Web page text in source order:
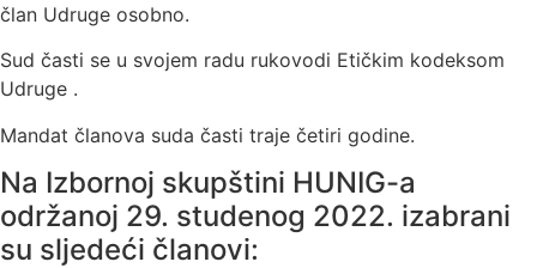
član Udruge osobno.
Sud časti se u svojem radu rukovodi Etičkim kodeksom
Udruge .
Mandat članova suda časti traje četiri godine.
Na Izbornoj skupštini HUNIG-a
održanoj 29. studenog 2022. izabrani
su sljedeći članovi: